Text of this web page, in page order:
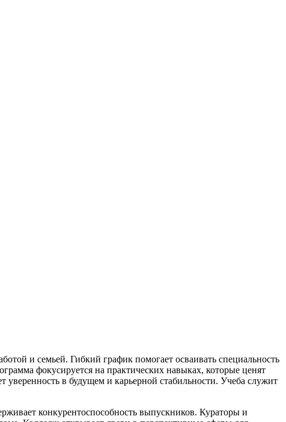
и семьей. Гибкий график помогает осваивать специальность
фокусируется на практических навыках, которые ценят
в будущем и карьерной стабильности. Учеба служит
конкурентоспособность выпускников. Кураторы и